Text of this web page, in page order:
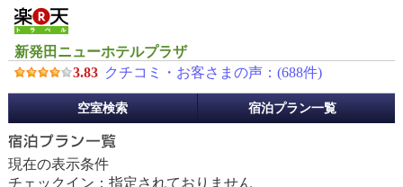
新発田ニューホテルプラザ
3.83 クチコミ・お客さまの声：(688件)
約
メ
ニ
ュ
空室検索 宿泊プラン一覧
現在の表示条件
チェックイン：指定されておりません